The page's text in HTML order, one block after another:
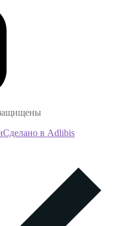
Сделано в Adlibis